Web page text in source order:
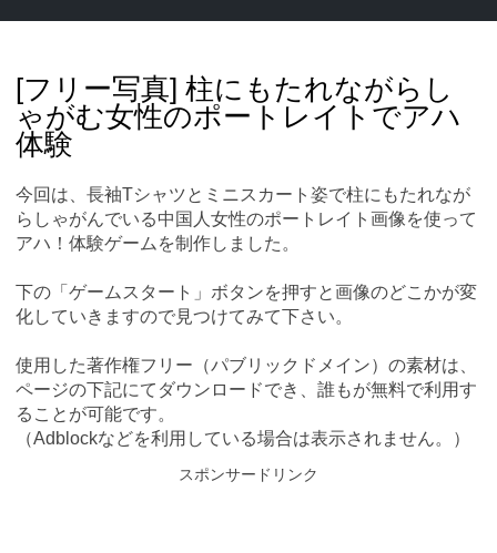
content[フリー写真] 柱にもたれながらし
ゃがむ女性のポートレイトでアハ
体験
今回は、長袖Tシャツとミニスカート姿で柱にもたれなが
らしゃがんでいる中国人女性のポートレイト画像を使って
アハ！体験ゲームを制作しました。
下の「ゲームスタート」ボタンを押すと画像のどこかが変
化していきますので見つけてみて下さい。
使用した著作権フリー（パブリックドメイン）の素材は、
ページの下記にてダウンロードでき、誰もが無料で利用す
ることが可能です。
（Adblockなどを利用している場合は表示されません。）
スポンサードリンク